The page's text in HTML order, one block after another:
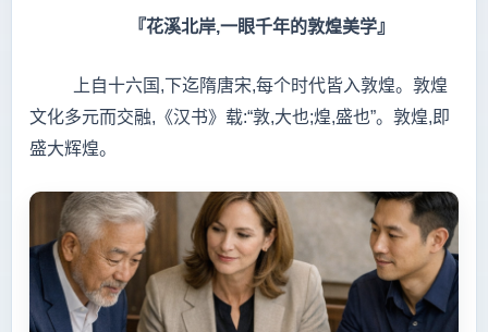
『花溪北岸,一眼千年的敦煌美学』
上自十六国,下迄隋唐宋,每个时代皆入敦煌。敦煌
文化多元而交融,《汉书》载:“敦,大也;煌,盛也”。敦煌,即
盛大辉煌。